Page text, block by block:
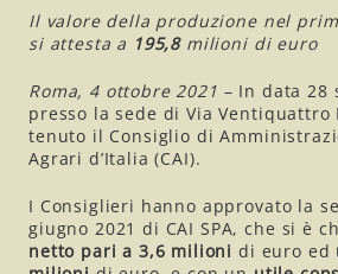
Il valore della produzione nel
si attesta a 195,8milioni di euro
Roma, 4 ottobre 2021 – In data 28
presso la sede di Via Ventiquattro
tenuto il Consiglio di
Agrari d’Italia (CAI).
I Consiglieri hanno approvato la
giugno 2021 di CAI SPA, che si è
netto pari a 3,6 milioni di euro ed